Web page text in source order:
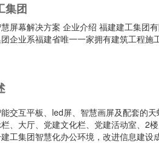
集团
屏幕解决方案 企业介绍 福建建工集团
企业系福建省唯一一家拥有建筑工程施
交互平板、led屏、智慧画屏及配套的
、大厅、党建文化栏、党建活动室、2
工集团智慧化办公环境，改进信息建设